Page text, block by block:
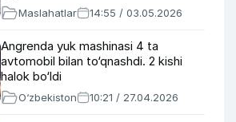
Maslahatlar 14:55 / 03.05.2026
Angrenda yuk mashinasi 4 ta
avtomobil bilan to‘qnashdi. 2 kishi
halok bo‘ldi
O‘zbekiston 10:21 / 27.04.2026